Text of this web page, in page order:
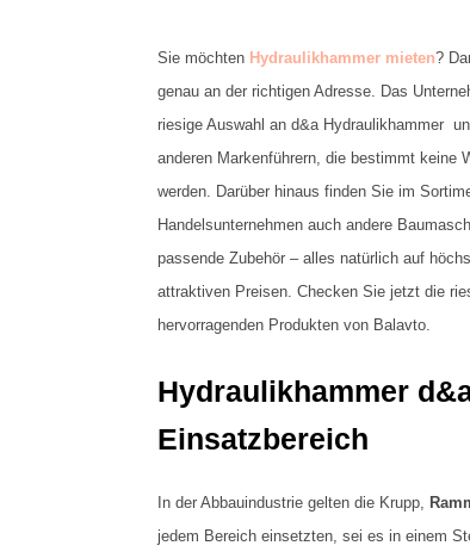
Sie möchten Hydraulikhammer mieten?
genau an der richtigen Adresse. Das
riesige Auswahl an d&a Hydraulikhammer
anderen Markenführern, die bestimmt keine
werden. Darüber hinaus finden Sie im
Handelsunternehmen auch andere
passende Zubehör – alles natürlich auf
attraktiven Preisen. Checken Sie jetzt die
hervorragenden Produkten von Balavto.
Hydraulikhammer
Einsatzbereich
In der Abbauindustrie gelten die Krupp,
jedem Bereich einsetzten, sei es in einem